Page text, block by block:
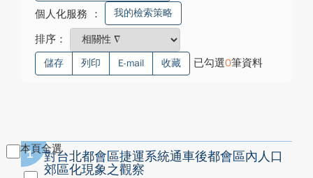
個人化服務 ： 我的檢索策略
排序：
儲存 列印 E-mail 收藏 已勾選0筆資料
本頁全選
1
對台北都會區捷運系統通車後都會區內人口
郊區化現象之觀察